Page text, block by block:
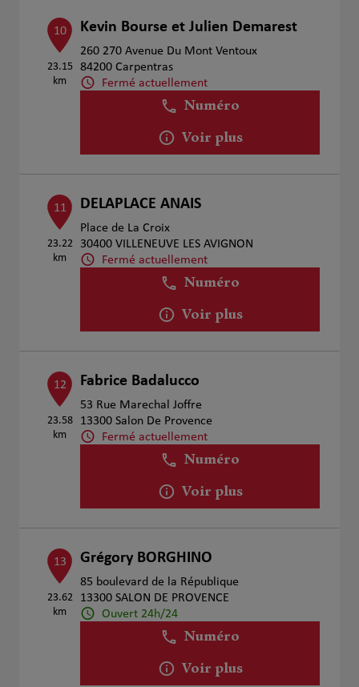
10
23.15
km
Kevin Bourse et Julien Demarest
260 270 Avenue Du Mont Ventoux
84200 Carpentras
Fermé actuellement
Numéro
Voir plus
11
23.22
km
DELAPLACE ANAIS
Place de La Croix
30400 VILLENEUVE LES AVIGNON
Fermé actuellement
Numéro
Voir plus
12
23.58
km
Fabrice Badalucco
53 Rue Marechal Joffre
13300 Salon De Provence
Fermé actuellement
Numéro
Voir plus
13
23.62
km
Grégory BORGHINO
85 boulevard de la République
13300 SALON DE PROVENCE
Ouvert 24h/24
Numéro
Voir plus